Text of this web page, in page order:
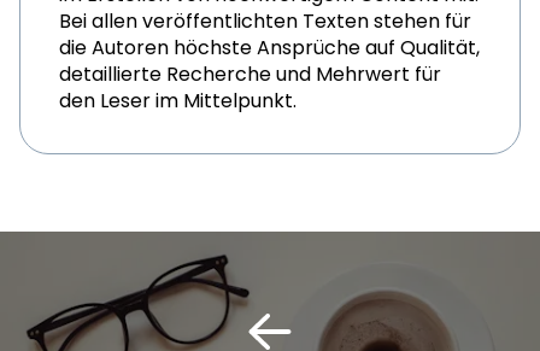
Bei allen veröffentlichten Texten stehen für
die Autoren höchste Ansprüche auf Qualität,
detaillierte Recherche und Mehrwert für
den Leser im Mittelpunkt.